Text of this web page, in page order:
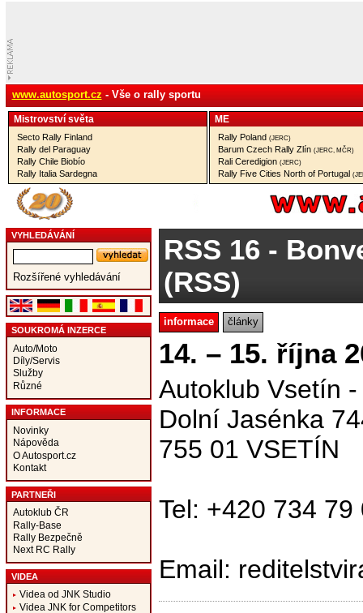
www.autosport.cz - Vše o rally sportu
Mistrovství­ světa
Secto Rally Finland
Rally del Paraguay
Rally Chile Biobío
Rally Italia Sardegna
ME
Rally Poland (JERC)
Barum Czech Rally Zlín (JERC, MČR)
Rali Ceredigion (JERC)
Rally Five Cities North of Portugal
VYHLEDÁVÁNÍ
Rozšířené vyhledávání
SOUKROMÁ INZERCE
Auto/Moto
Díly/Servis
Služby
Různé
INFORMACE
Novinky
Nápověda
O Autosport.cz
Kontakt
PARTNEŘI
Autoklub ČR
Rally-Base
Rally Bezpečně
Next RC Rally
VIDEA
Videa od JNK Studio
Videa JNK for Competitors
RSS 16-
(RSS)
informace články
14. – 15. října
Autoklub Vsetín
Dolní Jasénka
755 01 VSETÍN
Tel: +420 734
Email: